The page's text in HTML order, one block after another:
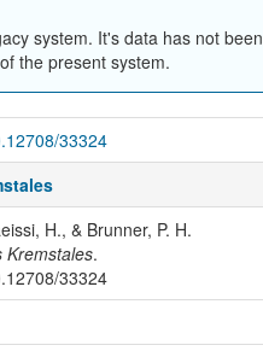
system. It's data has not been
the present system.
33324
H., & Brunner, P. H.
Kremstales.
33324